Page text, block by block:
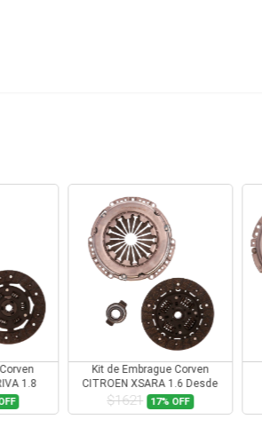
1.8
Kit de Embrague Corven
CITROEN XSARA 1.6 Desde
2000
$1621 17% OFF